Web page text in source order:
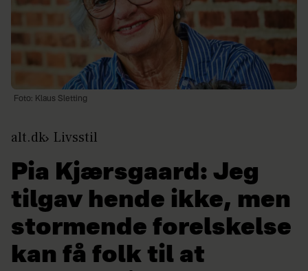
Foto: Klaus Sletting
alt.dk Livsstil
Pia Kjærsgaard: Jeg
tilgav hende ikke, men
stormende forelskelse
kan få folk til at